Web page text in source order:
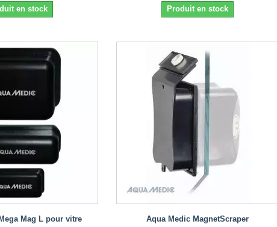
en stock Produit en stock
Mag L pour vitre
Aqua Medic MagnetScraper